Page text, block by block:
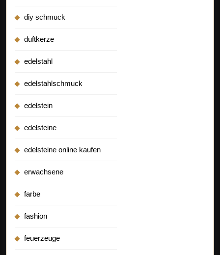
diy schmuck
duftkerze
edelstahl
edelstahlschmuck
edelstein
edelsteine
edelsteine online kaufen
erwachsene
farbe
fashion
feuerzeuge